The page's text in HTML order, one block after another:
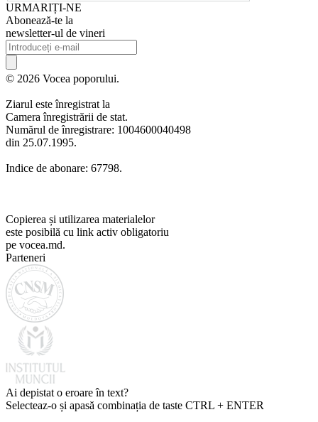
URMARIȚI-NE
Abonează-te la
newsletter-ul de vineri
© 2026 Vocea poporului.
Ziarul este înregistrat la
Camera înregistrării de stat.
Numărul de înregistrare: 1004600040498
din 25.07.1995.
Indice de abonare: 67798.
Copierea și utilizarea materialelor
este posibilă cu link activ obligatoriu
pe vocea.md.
Parteneri
Ai depistat o eroare în text?
Selecteaz-o și apasă combinația de taste CTRL + ENTER